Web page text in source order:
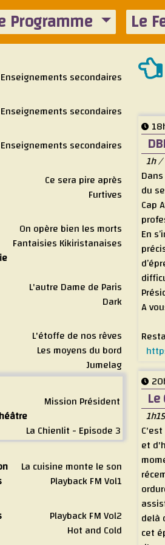
Programme Le
Enseignements secondaires
Enseignements secondaires
Enseignements secondaires
Ce sera pire après
Furtives
On opère bien les morts
Fantaisies Kikiristanaises
L'autre Dame de Paris
Dark
L'étoffe de nos rêves
Les moyens du bord
Jumelag
Mission Président
La Chienlit - Episode 3
La cuisine monte le son
Playback FM Vol1
Playback FM Vol2
Hot and Cold
1h
du
Cap
En
A
et
delà
cet